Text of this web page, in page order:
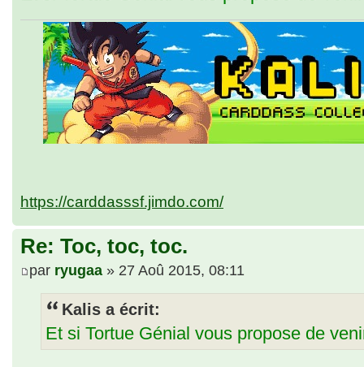
https://carddasssf.jimdo.com/
Re: Toc, toc, toc.
par ryugaa » 27 Aoû 2015, 08:11
Kalis a écrit:
Et si Tortue Génial vous propose de